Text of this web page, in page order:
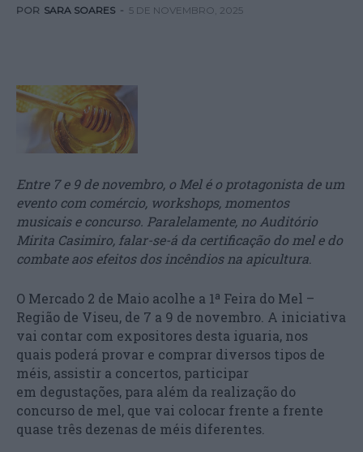
POR SARA SOARES - 5 DE NOVEMBRO, 2025
Entre 7 e 9 de novembro, o Mel é o protagonista de um
evento com comércio, workshops, momentos
musicais e concurso. Paralelamente, no Auditório
Mirita Casimiro, falar-se-á da certificação do mel e do
combate aos efeitos dos incêndios na apicultura
O Mercado 2 de Maio acolhe a 1ª Feira do Mel –
Região de Viseu, de 7 a 9 de novembro. A iniciativa
vai contar com expositores desta iguaria, nos
quais poderá provar e comprar diversos tipos de
méis, assistir a concertos, participar
em degustações, para além da realização do
concurso de mel, que vai colocar frente a frente
quase três dezenas de méis diferentes.